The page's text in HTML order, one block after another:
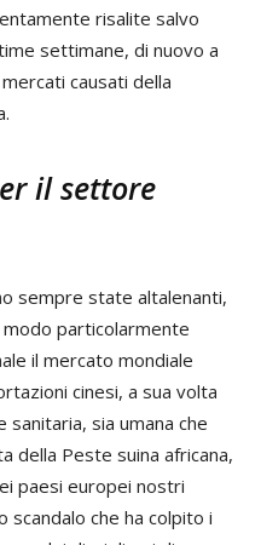
risalite salvo
settimane, di nuovo a
causati della
il settore
sempre state altalenanti,
modo particolarmente
il mercato mondiale
cinesi, a sua volta
sanitaria, sia umana che
della Peste suina africana,
paesi europei nostri
scandalo che ha colpito i